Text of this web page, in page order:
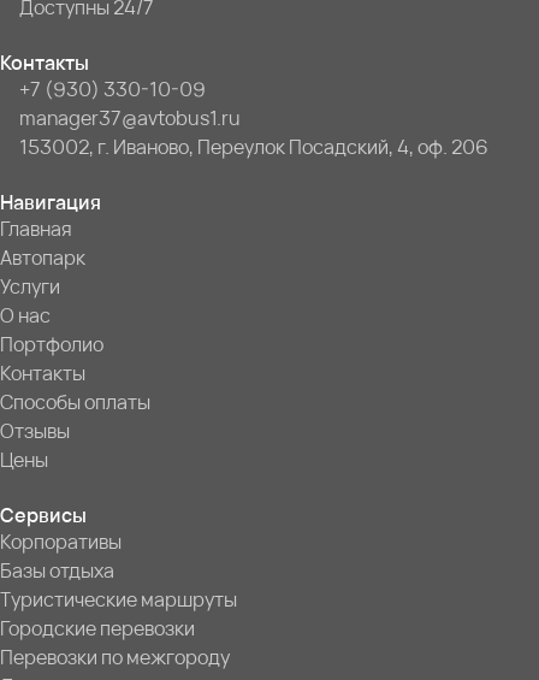
Доступны 24/7
Контакты
+7 (930) 330-10-09
manager37@avtobus1.ru
153002, г. Иваново, Переулок Посадский, 4, оф. 206
Навигация
Главная
Автопарк
Услуги
О нас
Портфолио
Контакты
Способы оплаты
Отзывы
Цены
Сервисы
Корпоративы
Базы отдыха
Туристические маршруты
Городские перевозки
Перевозки по межгороду